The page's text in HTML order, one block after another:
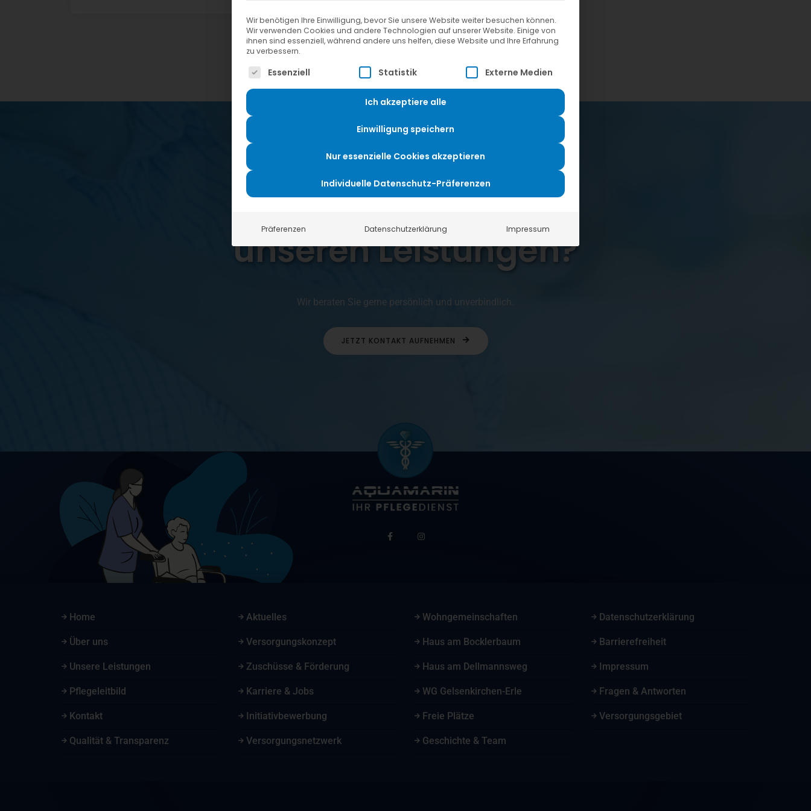
Sie haben Fragen zu
unseren Leistungen?
Wir beraten Sie gerne persönlich und unverbindlich.
JETZT KONTAKT AUFNEHMEN
Home
Über uns
Unsere Leistungen
Pflegeleitbild
Kontakt
Qualität & Transparenz
Aktuelles
Versorgungskonzept
Zuschüsse & Förderung
Karriere & Jobs
Initiativbewerbung
Versorgungsnetzwerk
Wohngemeinschaften
Haus am Bocklerbaum
Haus am Dellmannsweg
WG Gelsenkirchen-Erle
Freie Plätze
Geschichte & Team
Datenschutzerklärung
Barrierefreiheit
Impressum
Fragen & Antworten
Versorgungsgebiet
Wir benötigen Ihre Einwilligung, bevor Sie unsere Website weiter besuchen können.
Wir verwenden Cookies und andere Technologien auf unserer Website. Einige von
ihnen sind essenziell, während andere uns helfen, diese Website und Ihre Erfahrung
zu verbessern.
Es folgt eine Liste der Service-Gruppen, für die eine Einwilligung erteilt werden kann. Die erste Service-Gruppe ist
Essenziell Statistik Externe Medien
Ich akzeptiere alle
Einwilligung speichern
Nur essenzielle Cookies akzeptieren
Individuelle Datenschutz-Präferenzen
Präferenzen Datenschutzerklärung Impressum